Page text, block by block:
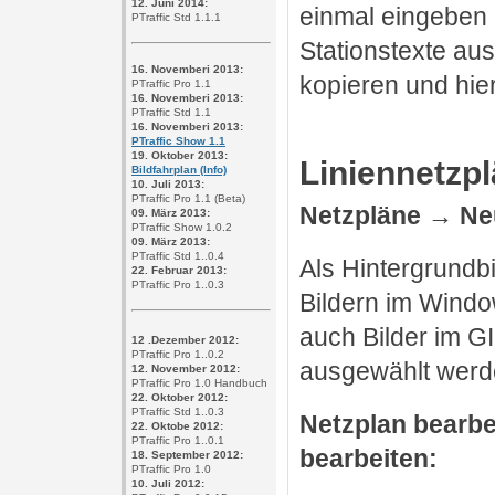
12. Juni 2014:
PTraffic Std 1.1.1
16. Novemberi 2013:
PTraffic Pro 1.1
16. Novemberi 2013:
PTraffic Std 1.1
16. Novemberi 2013:
PTraffic Show 1.1
19. Oktober 2013:
Bildfahrplan (Info)
10. Juli 2013:
PTraffic Pro 1.1 (Beta)
09. März 2013:
PTraffic Show 1.0.2
09. März 2013:
PTraffic Std 1..0.4
22. Februar 2013:
PTraffic Pro 1..0.3
12 .Dezember 2012:
PTraffic Pro 1..0.2
12. November 2012:
PTraffic Pro 1.0 Handbuch
22. Oktober 2012:
PTraffic Std 1..0.3
22. Oktobe 2012:
PTraffic Pro 1..0.1
18. September 2012:
PTraffic Pro 1.0
10. Juli 2012:
einmal
Stationstexte
kopieren und
Netzpläne →
Als
Bildern im
auch Bilder im
ausgewählt
Netzplan
bearbeiten: